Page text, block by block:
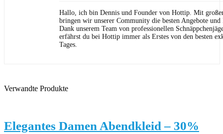
Hallo, ich bin Dennis und Founder von Hottip. Mit
bringen wir unserer Community die besten Angebote und
Dank unserem Team von professionellen
erfährst du bei Hottip immer als Erstes von den besten
Tages.
Verwandte Produkte
Elegantes Damen Abendkleid – 30%